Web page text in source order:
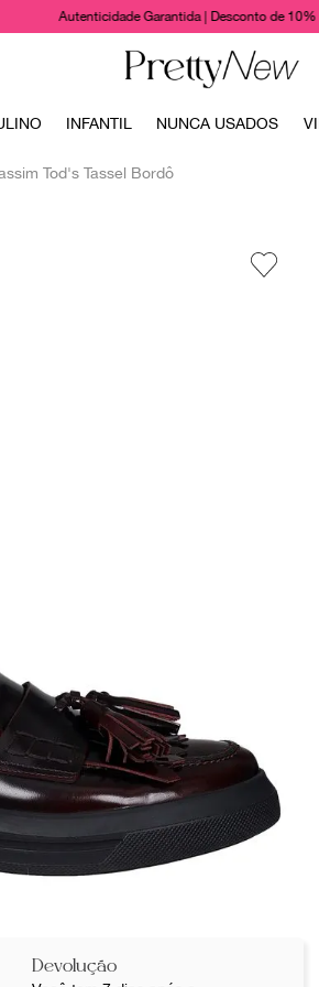
Autenticidade Garantida | Desconto de 10%
TERMOS MAIS BUSCADOS
INFANTIL NUNCA USADOS
Tod's Tassel Bordô
Devolução